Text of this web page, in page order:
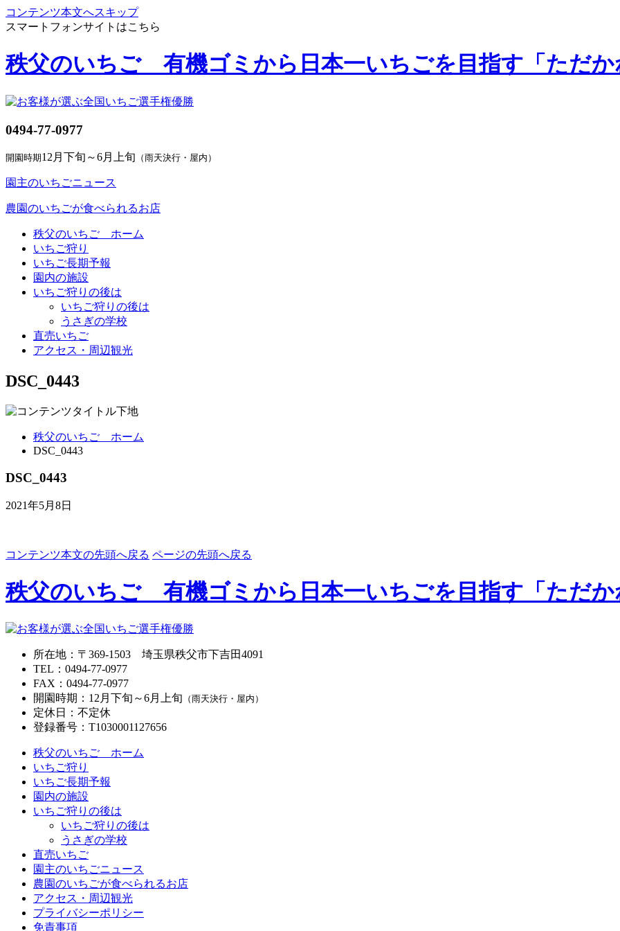
コンテンツ本文へスキップ
スマートフォンサイトはこちら
秩父のいちご 有機ゴミから日本一いちごを目指す「ただか
0494-77-0977
開園時期12月下旬～6月上旬 （雨天決行・屋内）
園主のいちごニュース
農園のいちごが食べられるお店
秩父のいちご ホーム
いちご狩り
いちご長期予報
園内の施設
いちご狩りの後は
いちご狩りの後は
うさぎの学校
直売いちご
アクセス・周辺観光
DSC_0443
秩父のいちご ホーム
DSC_0443
DSC_0443
2021年5月8日
コンテンツ本文の先頭へ戻る ページの先頭へ戻る
秩父のいちご 有機ゴミから日本一いちごを目指す「ただか
所在地 ： 〒369-1503 埼玉県秩父市下吉田4091
TEL ： 0494-77-0977
FAX ： 0494-77-0977
開園時期 ： 12月下旬～6月上旬 （雨天決行・屋内）
定休日 ： 不定休
登録番号 ： T1030001127656
秩父のいちご ホーム
いちご狩り
いちご長期予報
園内の施設
いちご狩りの後は
いちご狩りの後は
うさぎの学校
直売いちご
園主のいちごニュース
農園のいちごが食べられるお店
アクセス・周辺観光
プライバシーポリシー
免責事項